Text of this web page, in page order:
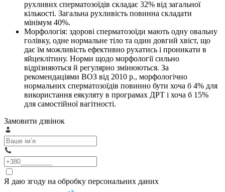
рухливих сперматозоїдів складає 32% від загальної
кількості. Загальна рухливість повинна складати
мінімум 40%.
Морфологія: здорові сперматозоїди мають одну овальну
голівку, одне нормальне тіло та один довгий хвіст, що
дає їм можливість ефективно рухатись і проникати в
яйцеклітину. Норми щодо морфології сильно
відрізняються й регулярно змінюються. За
рекомендаціями ВОЗ від 2010 р., морфологічно
нормальних сперматозоїдів повинно бути хоча б 4% для
використання еякуляту в програмах ДРТ і хоча б 15%
для самостійної вагітності.
Замовити дзвінок
Я даю згоду на обробку персональних даних